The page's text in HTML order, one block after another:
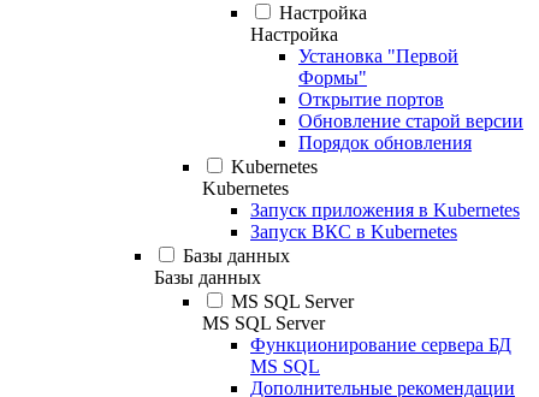
Настройка
Настройка
Установка "Первой
Формы"
Открытие портов
Обновление старой версии
Порядок обновления
Kubernetes
Kubernetes
Запуск приложения в Kubernetes
Запуск ВКС в Kubernetes
Базы данных
Базы данных
MS SQL Server
MS SQL Server
Функционирование сервера БД
MS SQL
Дополнительные рекомендации